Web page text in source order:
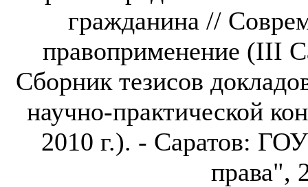
гражданина //
правоприменение (III
Сборник тезисов
научно-практической
2010 г.). - Саратов:
права",